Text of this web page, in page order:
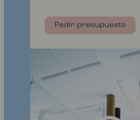
Pedir presupuesto